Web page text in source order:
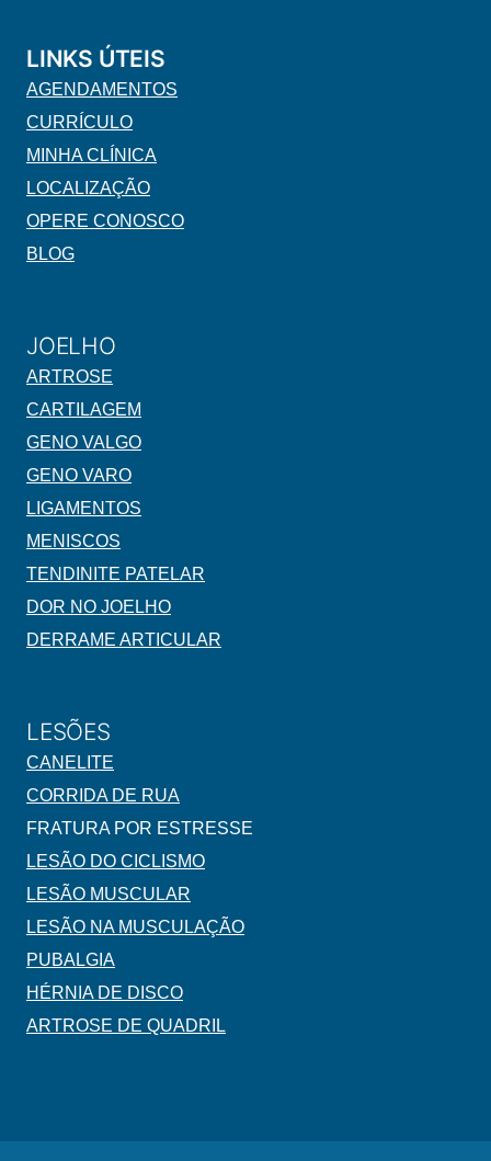
LINKS ÚTEIS
AGENDAMENTOS
CURRÍCULO
MINHA CLÍNICA
LOCALIZAÇÃO
OPERE CONOSCO
BLOG
JOELHO
ARTROSE
CARTILAGEM
GENO VALGO
GENO VARO
LIGAMENTOS
MENISCOS
TENDINITE PATELAR
DOR NO JOELHO
DERRAME ARTICULAR
LESÕES
CANELITE
CORRIDA DE RUA
FRATURA POR ESTRESSE
LESÃO DO CICLISMO
LESÃO MUSCULAR
LESÃO NA MUSCULAÇÃO
PUBALGIA
HÉRNIA DE DISCO
ARTROSE DE QUADRIL